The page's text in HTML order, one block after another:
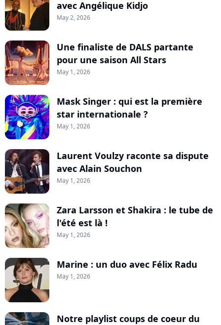
avec Angélique Kidjo
May 2, 2026
Une finaliste de DALS partante
pour une saison All Stars
May 1, 2026
Mask Singer : qui est la première
star internationale ?
May 1, 2026
Laurent Voulzy raconte sa dispute
avec Alain Souchon
May 1, 2026
Zara Larsson et Shakira : le tube de
l'été est là !
May 1, 2026
Marine : un duo avec Félix Radu
May 1, 2026
Notre playlist coups de coeur du